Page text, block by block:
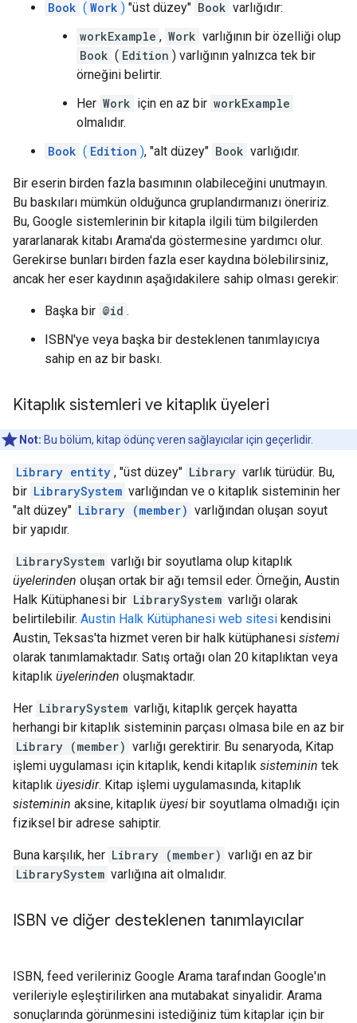
Book ( Work ) "üst düzey" Book varlığıdır:
workExample , Work varlığının bir özelliği olup
Book ( Edition ) varlığının yalnızca tek bir
örneğini belirtir.
Her Work için en az bir workExample
olmalıdır.
Book ( Edition ), "alt düzey" Book varlığıdır.
Bir eserin birden fazla basımının olabileceğini unutmayın.
Bu baskıları mümkün olduğunca gruplandırmanızı öneririz.
Bu, Google sistemlerinin bir kitapla ilgili tüm bilgilerden
yararlanarak kitabı Arama'da göstermesine yardımcı olur.
Gerekirse bunları birden fazla eser kaydına bölebilirsiniz,
ancak her eser kaydının aşağıdakilere sahip olması gerekir:
Başka bir @id .
ISBN'ye veya başka bir desteklenen tanımlayıcıya
sahip en az bir baskı.
Kitaplık sistemleri ve kitaplık üyeleri
Not: Bu bölüm, kitap ödünç veren sağlayıcılar için geçerlidir.
Library entity , "üst düzey" Library varlık türüdür. Bu,
bir LibrarySystem varlığından ve o kitaplık sisteminin her
"alt düzey" Library (member) varlığından oluşan soyut
bir yapıdır.
LibrarySystem varlığı bir soyutlama olup kitaplık
üyelerinden oluşan ortak bir ağı temsil eder. Örneğin, Austin
Halk Kütüphanesi bir LibrarySystem varlığı olarak
belirtilebilir. Austin Halk Kütüphanesi web sitesi kendisini
Austin, Teksas'ta hizmet veren bir halk kütüphanesi sistemi
olarak tanımlamaktadır. Satış ortağı olan 20 kitaplıktan veya
kitaplık üyelerinden oluşmaktadır.
Her LibrarySystem varlığı, kitaplık gerçek hayatta
herhangi bir kitaplık sisteminin parçası olmasa bile en az bir
Library (member) varlığı gerektirir. Bu senaryoda, Kitap
işlemi uygulaması için kitaplık, kendi kitaplık sisteminin tek
kitaplık üyesidir. Kitap işlemi uygulamasında, kitaplık
sisteminin aksine, kitaplık üyesi bir soyutlama olmadığı için
fiziksel bir adrese sahiptir.
Buna karşılık, her Library (member) varlığı en az bir
LibrarySystem varlığına ait olmalıdır.
ISBN ve diğer desteklenen tanımlayıcılar
ISBN, feed verileriniz Google Arama tarafından Google'ın
verileriyle eşleştirilirken ana mutabakat sinyalidir. Arama
sonuçlarında görünmesini istediğiniz tüm kitaplar için bir